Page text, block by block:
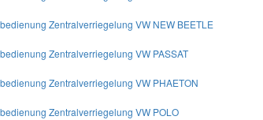
Zentralverriegelung VW NEW BEETLE
Zentralverriegelung VW PASSAT
Zentralverriegelung VW PHAETON
Zentralverriegelung VW POLO